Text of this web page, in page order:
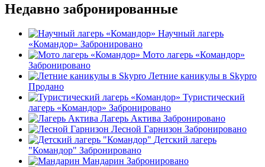
Недавно забронированные
Научный лагерь
«Командор» Забронировано
Мото лагерь «Командор»
Забронировано
Летние каникулы в Skypro
Продано
Туристический
лагерь «Командор» Забронировано
Лагерь Актива Забронировано
Лесной Гарнизон Забронировано
Детский лагерь
"Командор" Забронировано
Мандарин Забронировано